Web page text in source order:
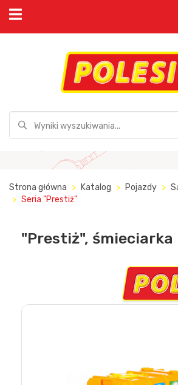
Strona główna Katalog Pojazdy
Seria "Prestiż"
"Prestiż", śmieciarka